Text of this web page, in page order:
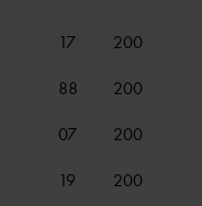
17 200
88 200
07 200
19
200